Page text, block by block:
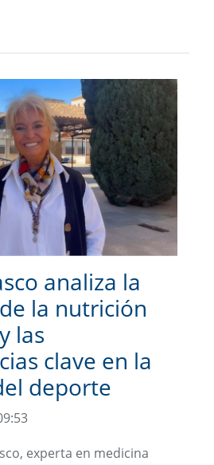
analiza la
la nutrición
las
clave en la
deporte
experta en medicina